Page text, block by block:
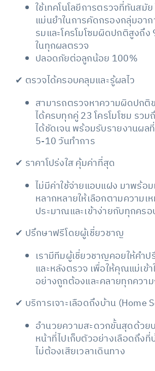
ใช้เทคโนโลยีการตรวจที่ทันสมั
แม่นยำในการคัดกรองกลุ่มอา
รมและโครโมโซมผิดปกติสูงถึง
ในทุกผลตรวจ
ปลอดภัยต่อลูกน้อย 100%
✔ ตรวจได้ครอบคลุมและรู้ผลไว
สามารถตรวจหาความผิดปกติ
ได้ครบทุกคู่ 23 โครโมโซม รวม
ได้ชัดเจน พร้อมรับรายงานผล
5-10 วันทำการ
✔ ราคาโปร่งใส คุ้มค่าที่สุด
ไม่มีค่าใช้จ่ายแอบแฝง มาพร้อ
หลากหลายให้เลือกตามความเ
ประมาณและเข้าง่ายกับทุกคร
✔ ปรึกษาฟรีโดยผู้เชี่ยวชาญ
เรามีทีมผู้เชี่ยวชาญคอยให้คำ
และหลังตรวจ เพื่อให้คุณแม่เข้
อย่างถูกต้องและคลายทุกควา
✔ บริการเจาะเลือดถึงบ้าน (Home
อำนวยความสะดวกขั้นสุดด้วย
หน้าที่ไปเก็บตัวอย่างเลือดถึงที่
ไม่ต้องเสียเวลาเดินทาง